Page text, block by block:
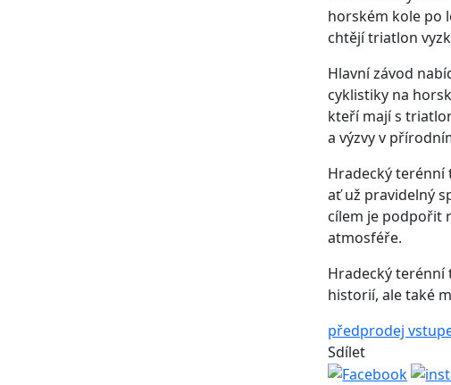
horském kole po
chtějí triatlon
Hlavní závod
cyklistiky na
kteří mají s
a výzvy v
Hradecký terénní
ať už pravidelný
cílem je podpořit
atmosféře.
Hradecký terénní
historií, ale také
předprodej
Sdílet